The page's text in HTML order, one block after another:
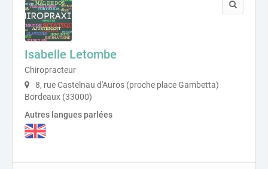
Isabelle Letombe
Chiropracteur
8, rue Castelnau d'Auros (proche place Gambetta)
Bordeaux (33000)
Autres langues parlées